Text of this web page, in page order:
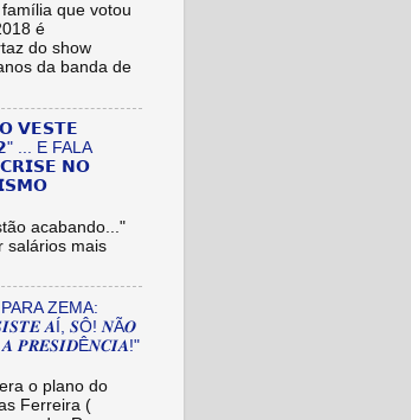
que votou
é
do show
da banda de
𝗩𝗘𝗦𝗧𝗘
... E FALA
𝗖𝗥𝗜𝗦𝗘 𝗡𝗢
acabando..."
salários mais
ZEMA:
𝑨Í, 𝑺Ô! 𝑵Ã𝑶
𝑷𝑹𝑬𝑺𝑰𝑫Ê𝑵𝑪𝑰𝑨!"
o plano do
Ferreira (